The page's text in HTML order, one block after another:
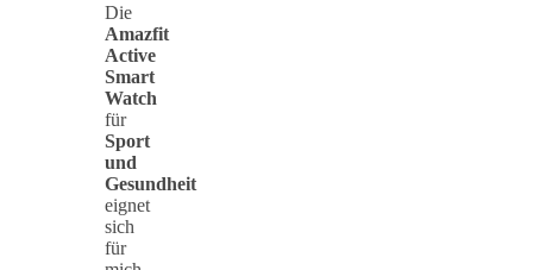
Die
Amazfit
Active
Smart
Watch
für
Sport
und
Gesundheit
eignet
sich
für